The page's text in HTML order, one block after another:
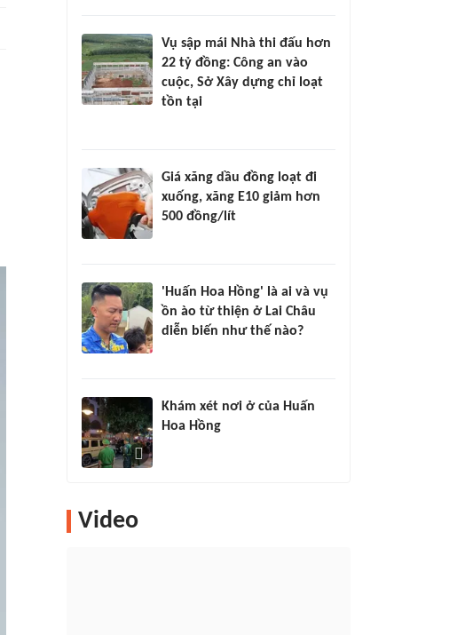
Vụ sập mái Nhà thi đấu hơn
22 tỷ đồng: Công an vào
cuộc, Sở Xây dựng chỉ loạt
tồn tại
Giá xăng dầu đồng loạt đi
xuống, xăng E10 giảm hơn
500 đồng/lít
'Huấn Hoa Hồng' là ai và vụ
ồn ào từ thiện ở Lai Châu
diễn biến như thế nào?
Khám xét nơi ở của Huấn
Hoa Hồng
Video